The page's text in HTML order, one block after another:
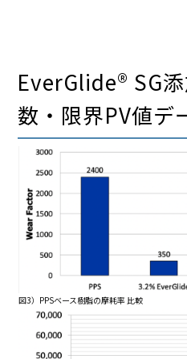
EverGlide® SG
数・限界PV値デ
図3）PPSベース樹脂の摩耗率 比較